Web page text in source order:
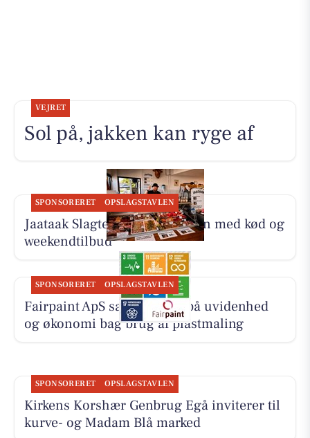
VEJRET
Sol på, jakken kan ryge af
SPONSORERET OPSLAGSTAVLEN
Jaataak Slagteren fylder disken med kød og
weekendtilbud
SPONSORERET OPSLAGSTAVLEN
Fairpaint ApS sætter fokus på uvidenhed
og økonomi bag brug af plastmaling
SPONSORERET OPSLAGSTAVLEN
Kirkens Korshær Genbrug Egå inviterer til
kurve- og Madam Blå marked